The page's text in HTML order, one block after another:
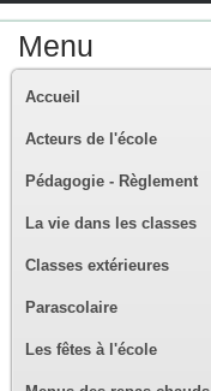
Menu
Accueil
Acteurs de l'école
Pédagogie - Règlement
La vie dans les classes
Classes extérieures
Parascolaire
Les fêtes à l'école